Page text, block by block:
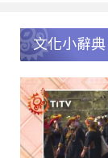
文化小辭典